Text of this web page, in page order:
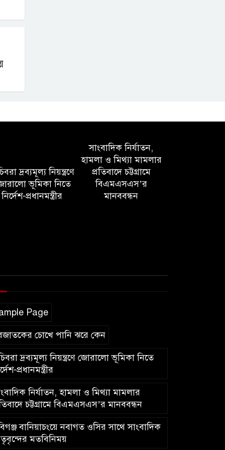
দ্রব্যমূল্য নিয়ন্ত্রণে
ভূমিকা নিতে
নির্দেশ-প্রধানমন্ত্রীর
সাংবাদিক নির্যাতন,
হামলা ও মিথ্যা মামলার
প্রতিবাদে চট্টগ্রামে
বিএমএসএস’র
মানববন্ধন
Page
চোখে পানি ঝরে কেন
দ্রব্যমূল্য নিয়ন্ত্রণে জোরালো ভূমিকা নিতে
প্রধানমন্ত্রীর
নির্যাতন, হামলা ও মিথ্যা মামলার
চট্টগ্রামে বিএমএসএস’র মানববন্ধন
বানিয়াচংয়ে নবাগত ওসির সাথে সাংবাদিক
মতবিনিময়